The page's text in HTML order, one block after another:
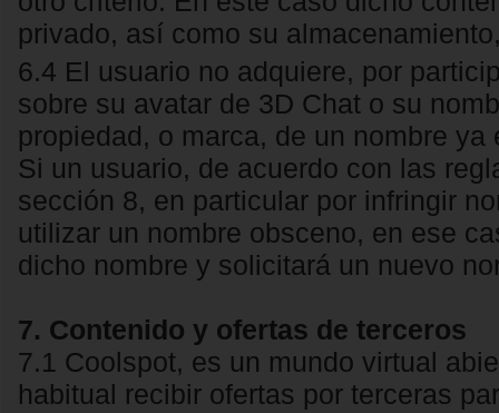
privado, así como su
6.4 El usuario no adquiere, por
sobre su avatar de 3D Chat o su
propiedad, o marca, de un nombre
Si un usuario, de acuerdo con las
sección 8, en particular por infringir
utilizar un nombre obsceno, en ese
dicho nombre y solicitará un nuevo
7. Contenido y ofertas de terceros
7.1 Coolspot, es un mundo virtual
habitual recibir ofertas por terceras